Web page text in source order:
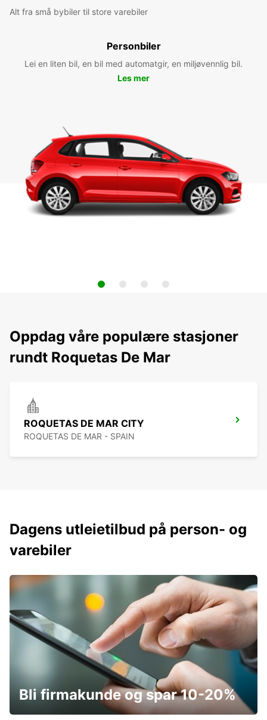
Alt fra små bybiler til store varebiler
Personbiler
Lei en liten bil, en bil med automatgir, en miljøvennlig bil.
Les mer
Oppdag våre populære stasjoner
rundt Roquetas De Mar
ROQUETAS DE MAR CITY
ROQUETAS DE MAR - SPAIN
Dagens utleietilbud på person- og
varebiler
Bli firmakunde og spar 10-20%